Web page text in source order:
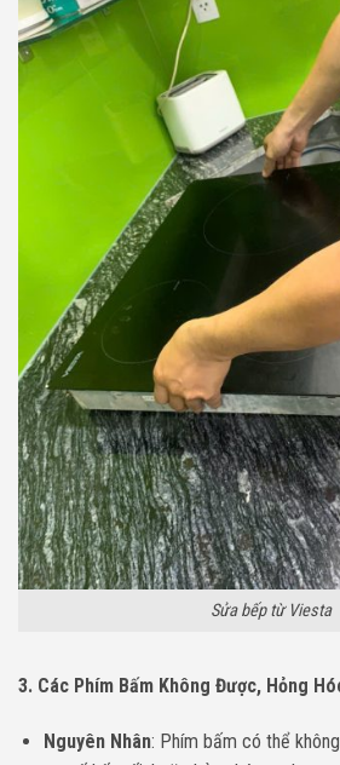
Sửa bếp từ Viesta
3. Các Phím Bấm Không Được, Hỏng
Nguyên Nhân: Phím bấm có thể